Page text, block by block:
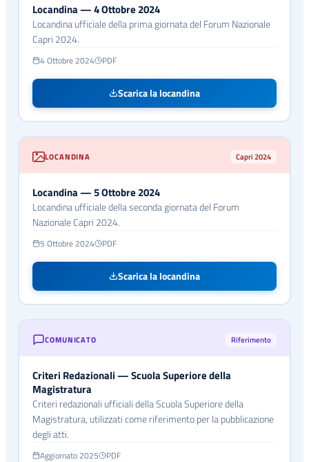
Locandina — 4 Ottobre 2024
Locandina ufficiale della prima giornata del Forum Nazionale
Capri 2024.
4 Ottobre 2024 PDF
Scarica la locandina
LOCANDINA Capri 2024
Locandina — 5 Ottobre 2024
Locandina ufficiale della seconda giornata del Forum
Nazionale Capri 2024.
5 Ottobre 2024 PDF
Scarica la locandina
COMUNICATO Riferimento
Criteri Redazionali — Scuola Superiore della
Magistratura
Criteri redazionali ufficiali della Scuola Superiore della
Magistratura, utilizzati come riferimento per la pubblicazione
degli atti.
Aggiornato 2025 PDF